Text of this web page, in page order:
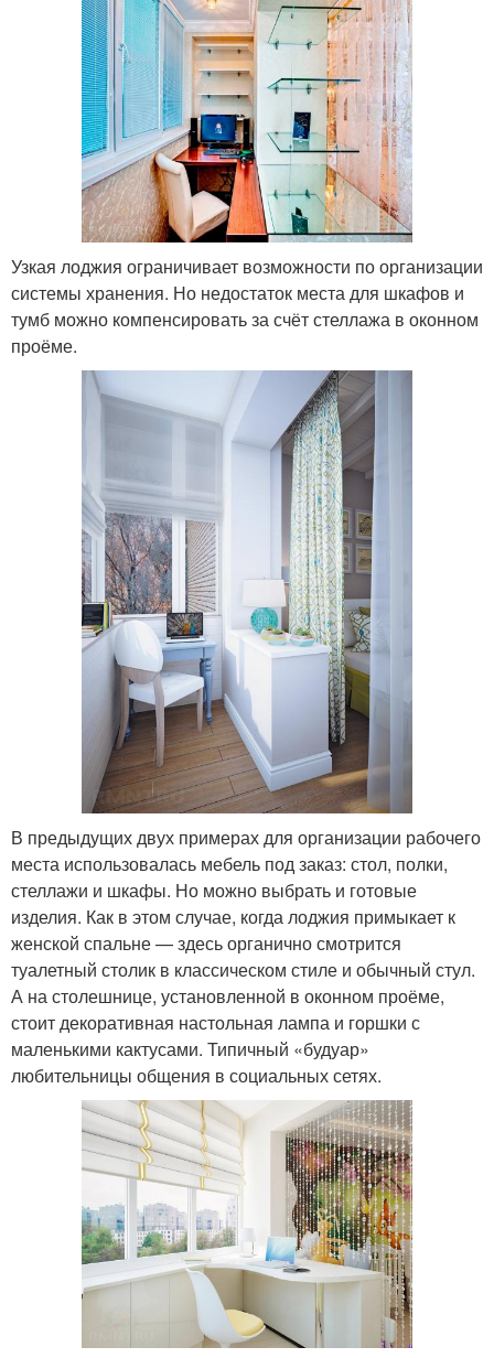
Узкая лоджия ограничивает возможности по организации
системы хранения. Но недостаток места для шкафов и
тумб можно компенсировать за счёт стеллажа в оконном
проёме.
В предыдущих двух примерах для организации рабочего
места использовалась мебель под заказ: стол, полки,
стеллажи и шкафы. Но можно выбрать и готовые
изделия. Как в этом случае, когда лоджия примыкает к
женской спальне — здесь органично смотрится
туалетный столик в классическом стиле и обычный стул.
А на столешнице, установленной в оконном проёме,
стоит декоративная настольная лампа и горшки с
маленькими кактусами. Типичный «будуар»
любительницы общения в социальных сетях.